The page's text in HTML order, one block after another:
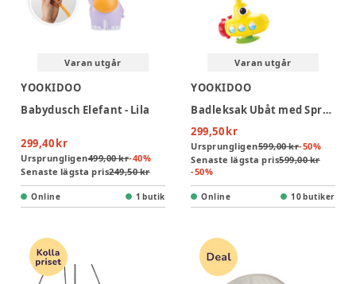
Varan utgår
YOOKIDOO
Babydusch Elefant - Lila
299,40 kr
Ursprungligen499,00 kr-40%
Senaste lägsta pris249,50 kr
Online 1 butik
Varan utgår
YOOKIDOO
Badleksak Ubåt med Sprutande Val
299,50 kr
Ursprungligen599,00 kr-50%
Senaste lägsta pris599,00 kr
-50%
Online 10 butiker